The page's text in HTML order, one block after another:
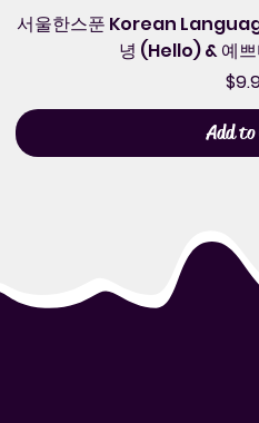
서울한스푼 Korean
녕 (Hello) & 예
Add